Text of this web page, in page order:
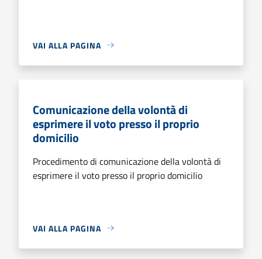
VAI ALLA PAGINA
Comunicazione della volontà di
esprimere il voto presso il proprio
domicilio
Procedimento di comunicazione della volontà di
esprimere il voto presso il proprio domicilio
VAI ALLA PAGINA